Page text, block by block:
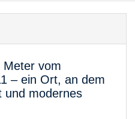
Meter vom
– ein Ort, an dem
und modernes